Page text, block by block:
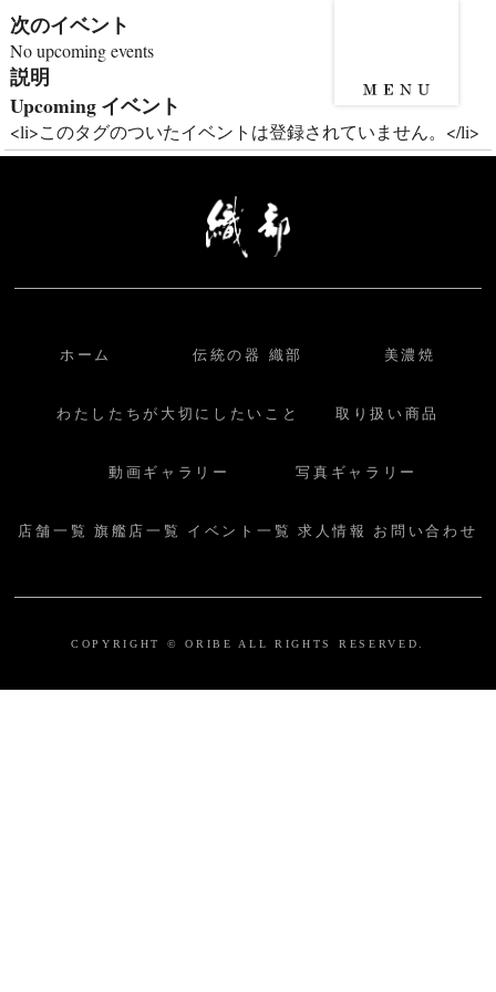
次のイベント
No upcoming events
説明
Upcoming イベント
<li>このタグのついたイベントは登録されていません。</li>
ホーム 伝統の器 織部 美濃焼
わたしたちが大切にしたいこと 取り扱い商品
動画ギャラリー 写真ギャラリー
店舗一覧 旗艦店一覧 イベント一覧 求人情報 お問い合わせ
COPYRIGHT © ORIBE ALL RIGHTS RESERVED.